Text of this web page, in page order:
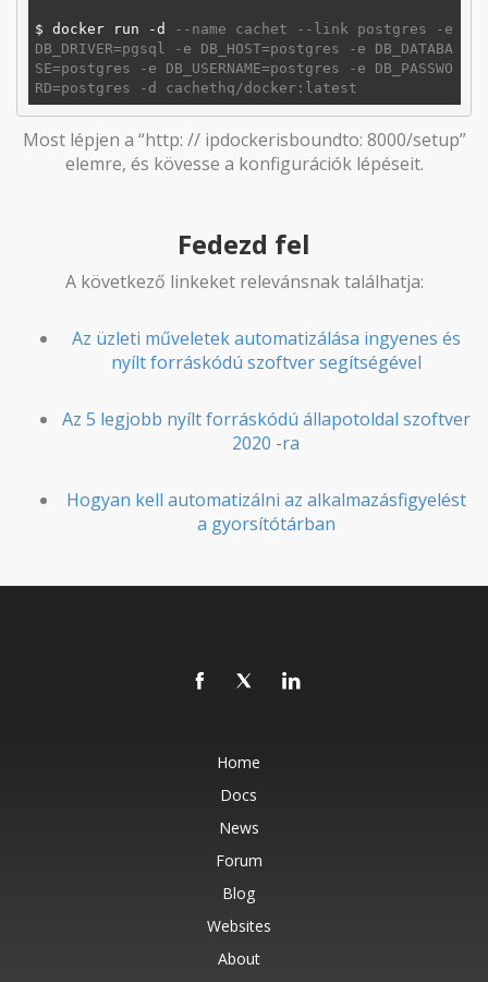
$ docker run -d
--name cachet --link postgres -e
DB_DRIVER=pgsql -e DB_HOST=postgres -e DB_DATABA
SE=postgres -e DB_USERNAME=postgres -e DB_PASSWO
RD=postgres -d cachethq/docker:latest
Most lépjen a “http: // ipdockerisboundto: 8000/setup”
elemre, és kövesse a konfigurációk lépéseit.
Fedezd fel
A következő linkeket relevánsnak találhatja:
Az üzleti műveletek automatizálása ingyenes és
nyílt forráskódú szoftver segítségével
Az 5 legjobb nyílt forráskódú állapotoldal szoftver
2020 -ra
Hogyan kell automatizálni az alkalmazásfigyelést
a gyorsítótárban
Home
Docs
News
Forum
Blog
Websites
About